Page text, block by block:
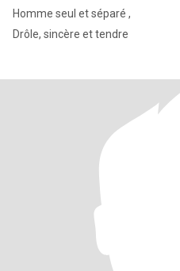
Homme seul et séparé ,
Drôle, sincère et tendre